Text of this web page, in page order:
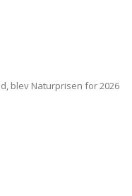
blev Naturprisen for 2026